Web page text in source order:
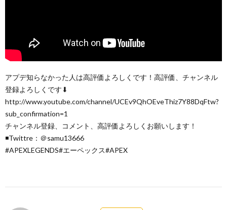
アプデ知らなかった人は高評価よろしくです！高評価、チャンネル
登録よろしくです⬇︎
http://www.youtube.com/channel/UCEv9QhOEveThiz7Y88DqFtw?
sub_confirmation=1
チャンネル登録、コメント、高評価よろしくお願いします！
◾️Twittre：＠samu13666
#APEXLEGENDS#エーペックス#APEX